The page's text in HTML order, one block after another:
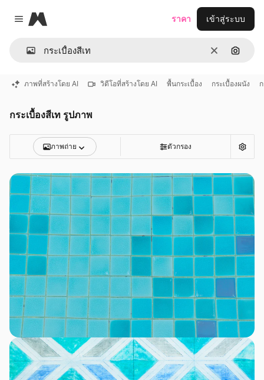
Close menu
Magnific
ชัดเจนค้นหา
ราคา เข้าสู่ระบบ
ภาพที่สร้างโดย AI วิดีโอที่สร้างโดย AI พื้นกระเบื้อง กระเบื้องผนัง
กระเบื้องสีเท รูปภาพ
ภาพถ่าย ตัวกรอง